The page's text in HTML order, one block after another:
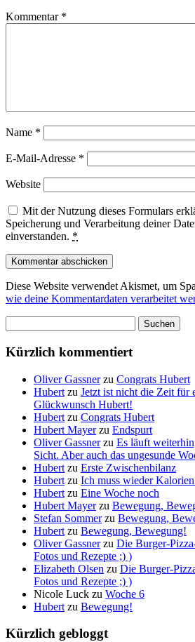
Kommentar *
Name *
E-Mail-Adresse *
Website
Mit der Nutzung dieses Formulars
Speicherung und Verarbeitung deiner
einverstanden. *
Diese Website verwendet Akismet, um
wie deine Kommentardaten verarbeitet
nach:
Kürzlich kommentiert
Oliver Gassnerzu Congrats Hubert
Hubert zu Jetzt ist nicht die Zeit für
Glückwunsch Hubert!
Hubert zu Congrats Hubert
Hubert Mayerzu Endspurt
Oliver Gassnerzu Es läuft
Sicht. Aber auch das ungesunde
Hubert zu Erste Zwischenbilanz
Hubert zu Ich muss wieder
Hubert zu Eine Woche noch
Hubert Mayerzu Bewegung,
Stefan Sommerzu Bewegung,
Hubert zu Bewegung, Bewegung!
Oliver Gassnerzu Die Burger-
Fotos und Rezepte ;) )
Elizabeth Olsen zu Die Burger-
Fotos und Rezepte ;) )
Nicole Luck zu Woche 6
Hubert zu Bewegung!
Kürzlich gebloggt